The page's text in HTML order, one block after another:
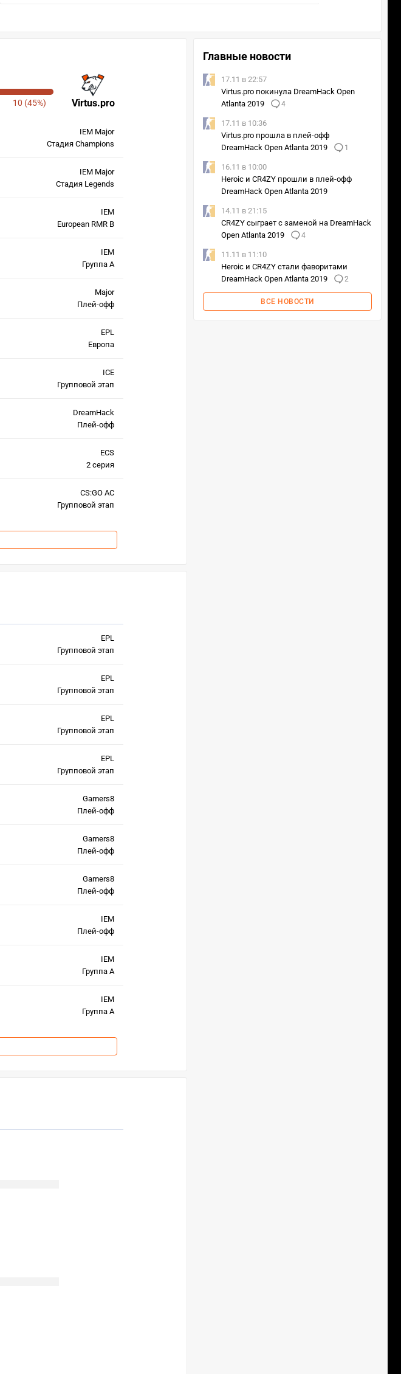
Virtus.pro
10 (45%)
IEM Major
Стадия Champions
IEM Major
Стадия Legends
IEM
European RMR B
IEM
Группа A
Major
Плей-офф
EPL
Европа
ICE
Групповой этап
DreamHack
Плей-офф
ECS
2 серия
CS:GO AC
Групповой этап
EPL
Групповой этап
EPL
Групповой этап
EPL
Групповой этап
EPL
Групповой этап
Gamers8
Плей-офф
Gamers8
Плей-офф
Gamers8
Плей-офф
IEM
Плей-офф
IEM
Группа A
IEM
Группа A
Главные новости
17.11 в 22:57
Virtus.pro покинула DreamHack Open
Atlanta 2019
4
17.11 в 10:36
Virtus.pro прошла в плей-офф
DreamHack Open Atlanta 2019
1
16.11 в 10:00
Heroic и CR4ZY прошли в плей-офф
DreamHack Open Atlanta 2019
14.11 в 21:15
CR4ZY сыграет с заменой на DreamHack
Open Atlanta 2019
4
11.11 в 11:10
Heroic и CR4ZY стали фаворитами
DreamHack Open Atlanta 2019
2
ВСЕ НОВОСТИ